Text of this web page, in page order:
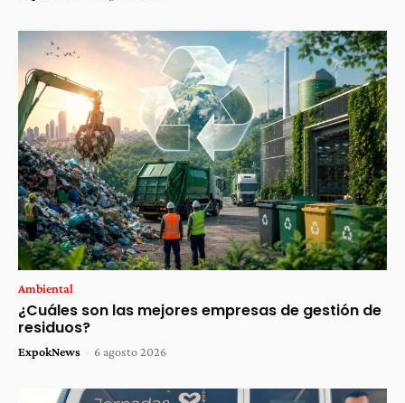
Ambiental
¿Cuáles son las mejores empresas de gestión de
residuos?
ExpokNews - 6 agosto 2026